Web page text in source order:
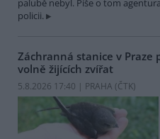
palubě nebyl. Píše o tom
policii.
Záchranná stanice v Praze
volně žijících zvířat
5.8.2026 17:40 | PRAHA (ČTK)